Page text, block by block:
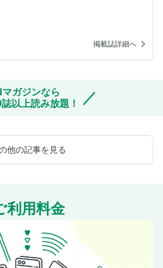
掲載誌詳細へ
マガジンなら
以上読み放題！
他の記事を見る
利用料金